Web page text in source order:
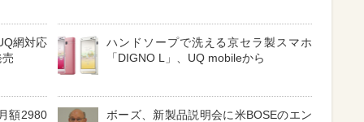
網対応
ハンドソープで洗える京セラ製スマホ
「DIGNO L」、UQ mobileから
額2980
ボーズ、新製品説明会に米BOSEのエン